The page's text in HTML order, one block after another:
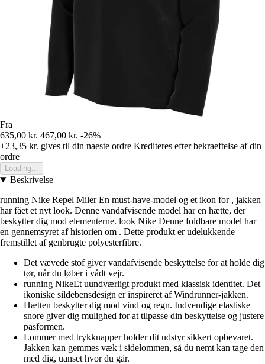
Fra
635,00 kr. 467,00 kr. -26%
+23,35 kr. gives til din naeste ordre Krediteres efter bekraeftelse af din
ordre
Loading...
Beskrivelse
running Nike Repel Miler En must-have-model og et ikon for , jakken
har fået et nyt look. Denne vandafvisende model har en hætte, der
beskytter dig mod elementerne. look Nike Denne foldbare model har
en gennemsyret af historien om . Dette produkt er udelukkende
fremstillet af genbrugte polyesterfibre.
Det vævede stof giver vandafvisende beskyttelse for at holde dig
tør, når du løber i vådt vejr.
running NikeEt uundværligt produkt med klassisk identitet. Det
ikoniske sildebensdesign er inspireret af Windrunner-jakken.
Hætten beskytter dig mod vind og regn. Indvendige elastiske
snore giver dig mulighed for at tilpasse din beskyttelse og justere
pasformen.
Lommer med trykknapper holder dit udstyr sikkert opbevaret.
Jakken kan gemmes væk i sidelommen, så du nemt kan tage den
med dig, uanset hvor du går.